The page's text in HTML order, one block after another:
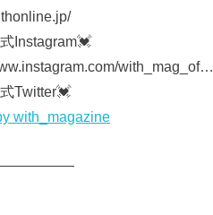
Instagram💓
with_mag_of…
Twitter💓
with_magazine